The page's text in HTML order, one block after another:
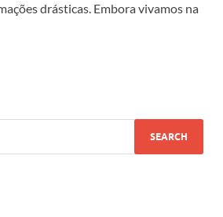
drásticas. Embora vivamos na